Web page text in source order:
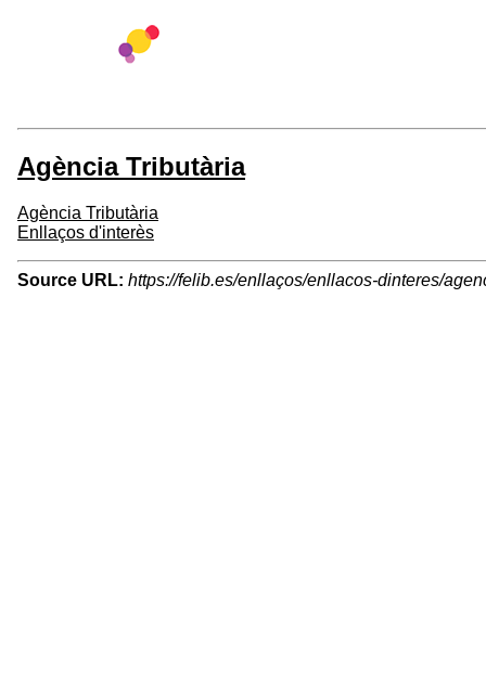
Agència Tributària
Agència Tributària
Enllaços d'interès
Source URL: https://felib.es/enllaços/enllacos-dinteres/